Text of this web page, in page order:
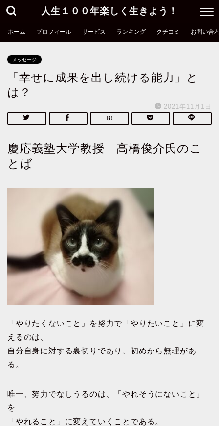
人生１００年楽しく生きよう！
ホーム プロフィール サービス ランキング クチコミ お問い合
メッセージ
「幸せに成果を出し続ける能力」と
は？
2021年11月1日
慶応義塾大学教授 高橋俊介氏のこ
とば
「やりたくないこと」を努力で「やりたいこと」に変
えるのは、
自分自身に対する裏切りであり、初めから無理があ
る。
唯一、努力でなしうるのは、「やれそうにないこと」
を
「やれること」に変えていくことである。